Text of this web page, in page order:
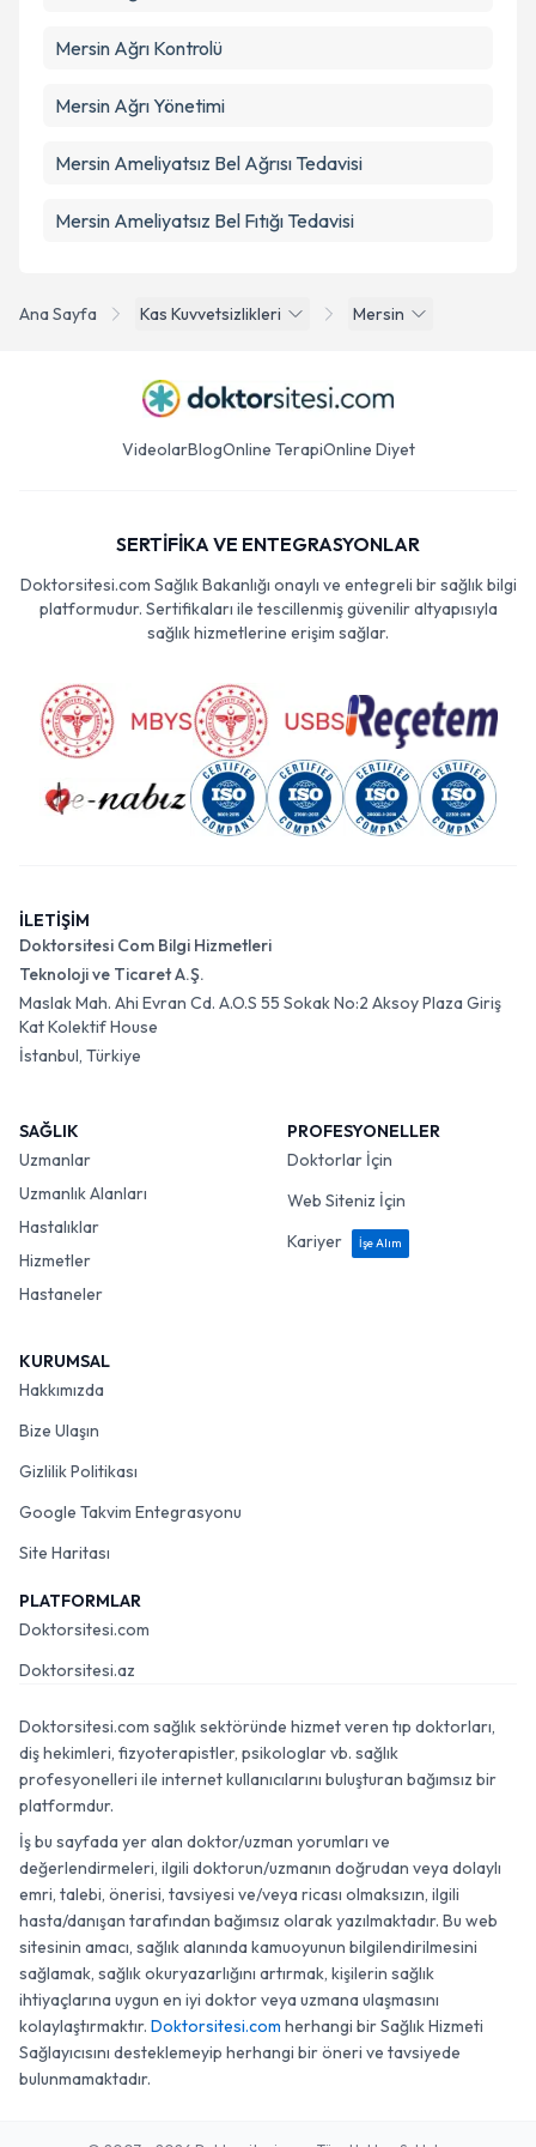
Ana Sayfa Kas Kuvvetsizlikleri Mersin
Mersin Ağrı Kontrolü
Mersin Ağrı Yönetimi
Mersin Ameliyatsız Bel Ağrısı Tedavisi
Mersin Ameliyatsız Bel Fıtığı Tedavisi
VideolarBlogOnline TerapiOnline Diyet
SERTİFİKA VE ENTEGRASYONLAR
Doktorsitesi.com Sağlık Bakanlığı onaylı ve entegreli bir sağlık bilgi
platformudur. Sertifikaları ile tescillenmiş güvenilir altyapısıyla
sağlık hizmetlerine erişim sağlar.
İLETİŞİM
Doktorsitesi Com Bilgi Hizmetleri
Teknoloji ve Ticaret A.Ş.
Maslak Mah. Ahi Evran Cd. A.O.S 55 Sokak No:2 Aksoy Plaza Giriş
Kat Kolektif House
İstanbul, Türkiye
SAĞLIK
Uzmanlar
Uzmanlık Alanları
Hastalıklar
Hizmetler
Hastaneler
PROFESYONELLER
Doktorlar İçin
Web Siteniz İçin
Kariyer
İşe Alım
KURUMSAL
Hakkımızda
Bize Ulaşın
Gizlilik Politikası
Google Takvim Entegrasyonu
Site Haritası
PLATFORMLAR
Doktorsitesi.com
Doktorsitesi.az
Doktorsitesi.com sağlık sektöründe hizmet veren tıp doktorları,
diş hekimleri, fizyoterapistler, psikologlar vb. sağlık
profesyonelleri ile internet kullanıcılarını buluşturan bağımsız bir
platformdur.
İş bu sayfada yer alan doktor/uzman yorumları ve
değerlendirmeleri, ilgili doktorun/uzmanın doğrudan veya dolaylı
emri, talebi, önerisi, tavsiyesi ve/veya ricası olmaksızın, ilgili
hasta/danışan tarafından bağımsız olarak yazılmaktadır. Bu web
sitesinin amacı, sağlık alanında kamuoyunun bilgilendirilmesini
sağlamak, sağlık okuryazarlığını artırmak, kişilerin sağlık
ihtiyaçlarına uygun en iyi doktor veya uzmana ulaşmasını
kolaylaştırmaktır. Doktorsitesi.com herhangi bir Sağlık Hizmeti
Sağlayıcısını desteklemeyip herhangi bir öneri ve tavsiyede
bulunmamaktadır.